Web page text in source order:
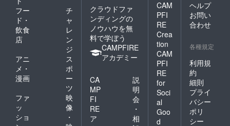
フー
ド・
飲食
店
チ
ャ
レ
ン
ジ
アニ
メ・
漫画
ス
ポ
ー
ツ
ファ
ッ
ショ
映
像
・
クラウドファ
ンディングの
ノウハウを無
料で学ぼう
CAMPFIRE
アカデミー
CA
MP
FI
RE
ア
説
明
会
・
相
CAM
PFI
RE
Crea
tion
CAM
PFI
RE
for
Soci
al
Goo
d
ヘルプ
お問い
合わせ
各種規定
利用規
約
細則
プライ
バシー
ポリ
シー